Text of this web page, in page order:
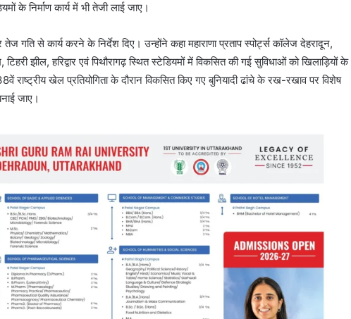
के निर्माण कार्य में भी तेजी लाई जाए।
गति से कार्य करने के निर्देश दिए। उन्होंने कहा महाराणा प्रताप स्पोर्ट्स कॉलेज देहरादून,
टिहरी झील, हरिद्वार एवं पिथौरागढ़ स्थित स्टेडियमों में विकसित की गई सुविधाओं को खिलाड़ियों के
राष्ट्रीय खेल प्रतियोगिता के दौरान विकसित किए गए बुनियादी ढांचे के रख-रखाव पर विशेष
जाए।